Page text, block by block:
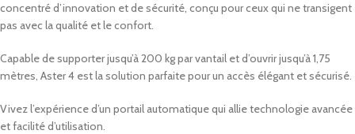
concentré d’innovation et de sécurité, conçu pour ceux qui ne transigent
pas avec la qualité et le confort.
Capable de supporter jusqu’à 200 kg par vantail et d’ouvrir jusqu’à 1,75
mètres, Aster 4 est la solution parfaite pour un accès élégant et sécurisé.
Vivez l’expérience d’un portail automatique qui allie technologie avancée
et facilité d’utilisation.